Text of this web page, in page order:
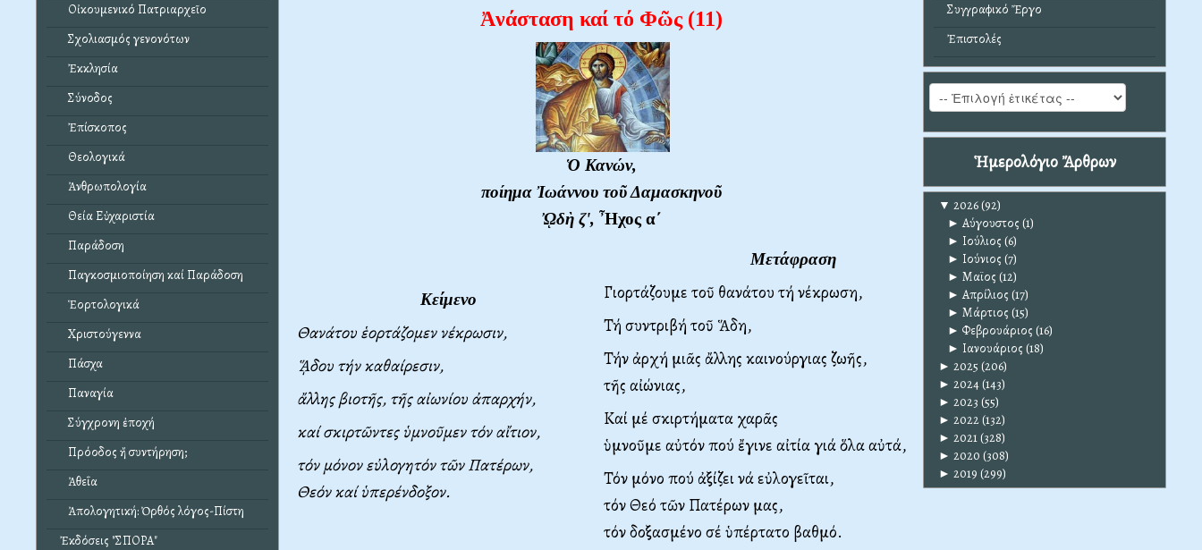
Οἰκουμενικό Πατριαρχεῖο
Σχολιασμός γενονότων
Ἐκκλησία
Σύνοδος
Ἐπίσκοπος
Θεολογικά
Ἀνθρωπολογία
Θεία Εὐχαριστία
Παράδοση
Παγκοσμιοποίηση καί Παράδοση
Ἑορτολογικά
Χριστούγεννα
Πάσχα
Παναγία
Σύγχρονη ἐποχή
Πρόοδος ἤ συντήρηση;
Ἀθεΐα
Ἀπολογητική: Ὀρθός λόγος-Πίστη
Ἐκδόσεις "ΣΠΟΡΑ"
Ἀνάσταση καί τό Φῶς (11)
Ὁ Κανών,
ποίημα Ἰωάννου τοῦ Δαμασκηνοῦ
ᾨδὴ ζ', Ἦχος α΄
Κείμενο
Θανάτου ἑορτάζομεν νέκρωσιν,
ᾍδου τήν καθαίρεσιν,
ἄλλης βιοτῆς, τῆς αἰωνίου ἀπαρχήν,
καί σκιρτῶντες ὑμνοῦμεν τόν αἴτιον,
τόν μόνον εὐλογητόν τῶν Πατέρων,
Θεόν καί ὑπερένδοξον.
Μετάφραση
Γιορτάζουμε τοῦ θανάτου τή νέκρωση,
Τή συντριβή τοῦ Ἅδη,
Τήν ἀρχή μιᾶς ἄλλης καινούργιας ζωῆς,
τῆς αἰώνιας,
Καί μέ σκιρτήματα χαρᾶς
ὑμνοῦμε αὐτόν πού ἔγινε αἰτία γιά ὅλα αὐτά,
Τόν μόνο πού ἀξίζει νά εὐλογεῖται,
τόν Θεό τῶν Πατέρων μας,
τόν δοξασμένο σέ ὑπέρτατο βαθμό.
Συγγραφικό Ἔργο
Ἐπιστολές
Ἡμερολόγιο Ἄρθρων
▼ 2026(92)
► Αύγουστος (1)
► Ιούλιος (6)
► Ιούνιος (7)
► Μαϊος (12)
► Απρίλιος (17)
► Μάρτιος (15)
► Φεβρουάριος (16)
► Ιανουάριος (18)
► 2025 (206)
► 2024(143)
► 2023 (55)
► 2022(132)
► 2021(328)
► 2020 (308)
► 2019 (299)